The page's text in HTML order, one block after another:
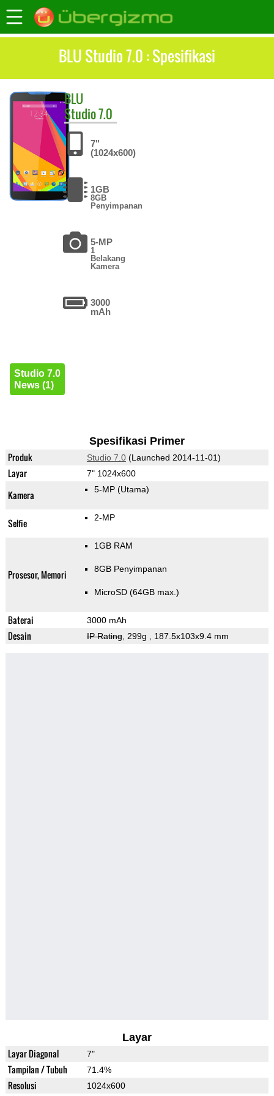
BLU Studio 7.0 : Spesifikasi
BLU
Studio 7.0
7"
(1024x600)
1GB
8GB
Penyimpanan
5-MP
1
Belakang
Kamera
3000
mAh
Studio 7.0
News (1)
Spesifikasi Primer
Produk Studio 7.0(Launched 2014-11-01)
Layar 7" 1024x600
Kamera 5-MP (Utama)
Selfie 2-MP
Prosesor, Memori
1GB RAM
8GB Penyimpanan
MicroSD (64GB max.)
Baterai 3000 mAh
Desain IP Rating, 299g , 187.5x103x9.4 mm
Layar
Layar Diagonal 7"
Tampilan / Tubuh 71.4%
Resolusi 1024x600